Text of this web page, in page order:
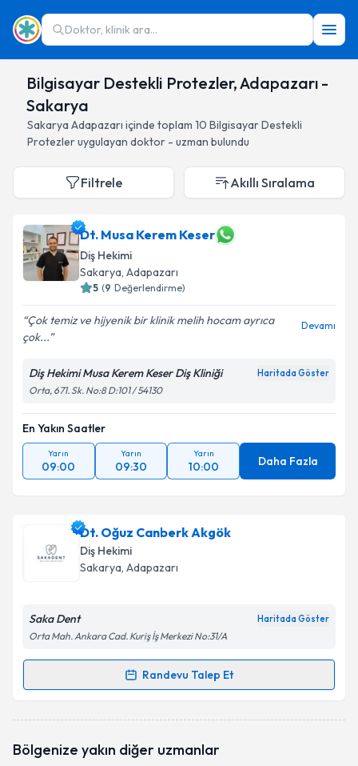
Doktor, klinik ara...
Bilgisayar Destekli Protezler, Adapazarı -
Sakarya
Sakarya Adapazarı içinde toplam 10 Bilgisayar Destekli
Protezleruygulayan doktor - uzman bulundu
Filtrele Akıllı Sıralama
Dt. Musa Kerem Keser
Diş Hekimi
Sakarya, Adapazarı
5 (9 Değerlendirme)
Çok temiz ve hijyenik bir klinik melih hocam ayrıca
çok...
Devamı
Diş Hekimi Musa Kerem Keser Diş Kliniği Haritada Göster
Orta, 671. Sk. No:8 D:101 / 54130
En Yakın Saatler
Yarın
09:00
Yarın
09:30
Yarın
10:00 Daha Fazla
Dt. Oğuz Canberk Akgök
Diş Hekimi
Sakarya, Adapazarı
Saka Dent Haritada Göster
Orta Mah. Ankara Cad. Kuriş İş Merkezi No:31/A
Randevu Talep Et
Randevu Takvimi Talebi
oluşturun. Size bu uzmandan randevu almanız için bir
Bölgenize yakın diğer uzmanlar